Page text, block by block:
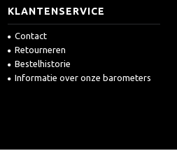
KLANTENSERVICE
Contact
Retourneren
Bestelhistorie
Informatie over onze barometers